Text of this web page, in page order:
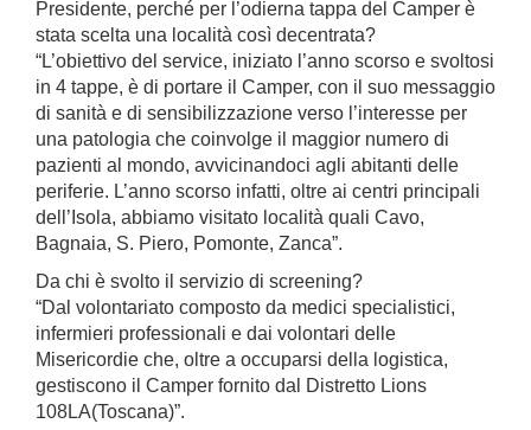
Presidente, perché per l’odierna tappa del Camper è
stata scelta una località così decentrata?
“L’obiettivo del service, iniziato l’anno scorso e svoltosi
in 4 tappe, è di portare il Camper, con il suo messaggio
di sanità e di sensibilizzazione verso l’interesse per
una patologia che coinvolge il maggior numero di
pazienti al mondo, avvicinandoci agli abitanti delle
periferie. L’anno scorso infatti, oltre ai centri principali
dell’Isola, abbiamo visitato località quali Cavo,
Bagnaia, S. Piero, Pomonte, Zanca”.
Da chi è svolto il servizio di screening?
“Dal volontariato composto da medici specialistici,
infermieri professionali e dai volontari delle
Misericordie che, oltre a occuparsi della logistica,
gestiscono il Camper fornito dal Distretto Lions
108LA(Toscana)”.